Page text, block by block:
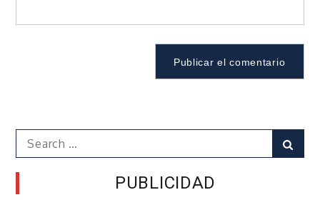
Search
for:
PUBLICIDAD